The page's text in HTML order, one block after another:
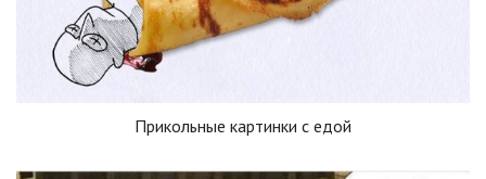
Прикольные картинки с едой